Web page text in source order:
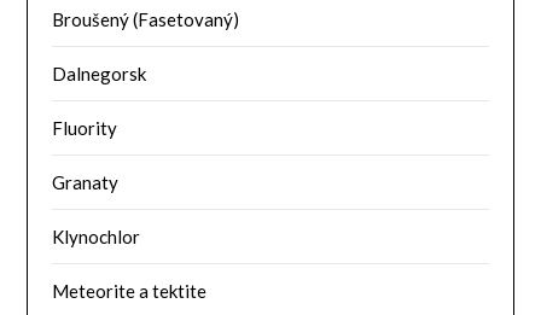
Broušený (Fasetovaný)
Dalnegorsk
Fluority
Granaty
Klynochlor
Meteorite a tektite